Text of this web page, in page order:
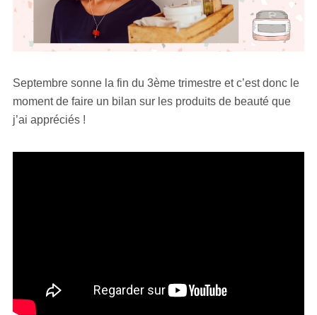
Septembre sonne la fin du 3ème trimestre et c’est donc le
moment de faire un bilan sur les produits de beauté que
j’ai appréciés !